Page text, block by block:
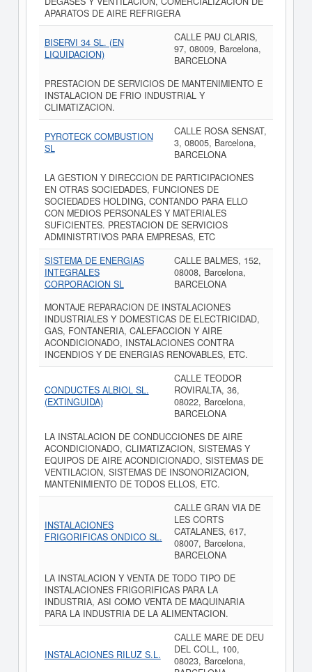
APARATOS DE AIRE REFRIGERA
BISERVI 34 SL. (EN
LIQUIDACION)
CALLE PAU CLARIS,
97, 08009, Barcelona,
BARCELONA
PRESTACION DE SERVICIOS DE MANTENIMIENTO E
INSTALACION DE FRIO INDUSTRIAL Y
CLIMATIZACION.
PYROTECK COMBUSTION
SL
CALLE ROSA SENSAT,
3, 08005, Barcelona,
BARCELONA
LA GESTION Y DIRECCION DE PARTICIPACIONES
EN OTRAS SOCIEDADES, FUNCIONES DE
SOCIEDADES HOLDING, CONTANDO PARA ELLO
CON MEDIOS PERSONALES Y MATERIALES
SUFICIENTES. PRESTACION DE SERVICIOS
ADMINISTRTIVOS PARA EMPRESAS, ETC
SISTEMA DE ENERGIAS
INTEGRALES
CORPORACION SL
CALLE BALMES, 152,
08008, Barcelona,
BARCELONA
MONTAJE REPARACION DE INSTALACIONES
INDUSTRIALES Y DOMESTICAS DE ELECTRICIDAD,
GAS, FONTANERIA, CALEFACCION Y AIRE
ACONDICIONADO, INSTALACIONES CONTRA
INCENDIOS Y DE ENERGIAS RENOVABLES, ETC.
CONDUCTES ALBIOL SL.
(EXTINGUIDA)
CALLE TEODOR
ROVIRALTA, 36,
08022, Barcelona,
BARCELONA
LA INSTALACION DE CONDUCCIONES DE AIRE
ACONDICIONADO, CLIMATIZACION, SISTEMAS Y
EQUIPOS DE AIRE ACONDICIONADO, SISTEMAS DE
VENTILACION, SISTEMAS DE INSONORIZACION,
MANTENIMIENTO DE TODOS ELLOS, ETC.
INSTALACIONES
FRIGORIFICAS ONDICO SL.
CALLE GRAN VIA DE
LES CORTS
CATALANES, 617,
08007, Barcelona,
BARCELONA
LA INSTALACION Y VENTA DE TODO TIPO DE
INSTALACIONES FRIGORIFICAS PARA LA
INDUSTRIA, ASI COMO VENTA DE MAQUINARIA
PARA LA INDUSTRIA DE LA ALIMENTACION.
INSTALACIONES RILUZ S.L.
CALLE MARE DE DEU
DEL COLL, 100,
08023, Barcelona,